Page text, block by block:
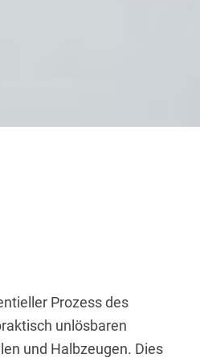
Prozess des
unlösbaren
und Halbzeugen. Dies